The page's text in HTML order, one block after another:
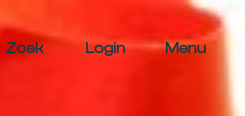
Zoek Login Menu